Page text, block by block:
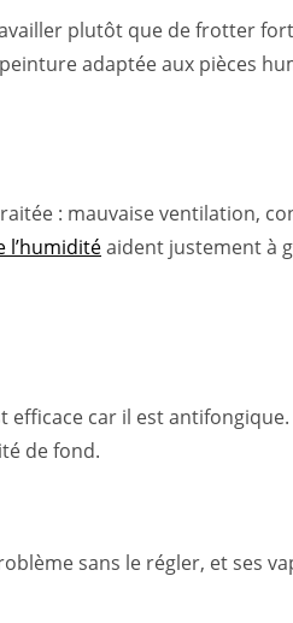
plutôt que de frotter
adaptée aux pièces
: mauvaise ventilation,
l’humiditéaident justement à
car il est
de fond.
sans le régler, et ses